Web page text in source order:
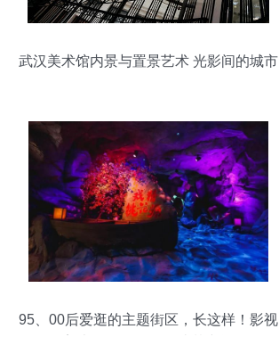
武汉美术馆内景与置景艺术 光影间的城市
95、00后爱逛的主题街区，长这样！影视